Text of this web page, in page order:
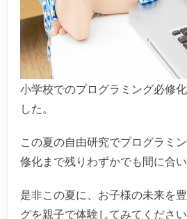
小学校でのプログラミング必修
した。
この夏の自由研究でプログラミ
修化まで残りわずかでも間に合い
是非この夏に、お子様の未来を
グを親子で体験してみてください